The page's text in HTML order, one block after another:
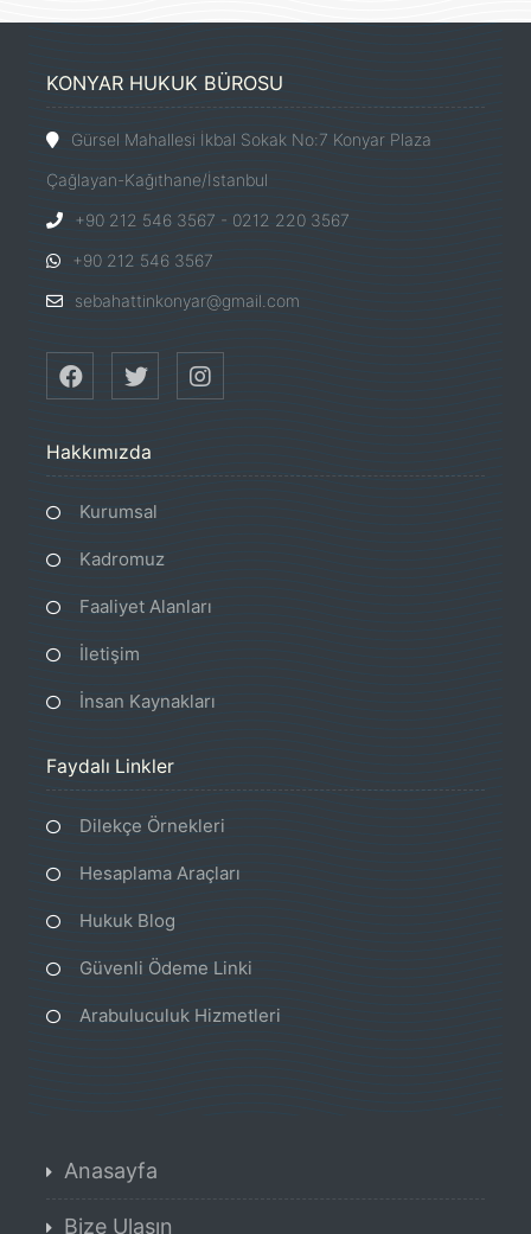
KONYAR HUKUK BÜROSU
Gürsel Mahallesi İkbal Sokak No:7 Konyar Plaza
Çağlayan-Kağıthane/İstanbul
+90 212 546 3567 - 0212 220 3567
+90 212 546 3567
sebahattinkonyar@gmail.com
Hakkımızda
Kurumsal
Kadromuz
Faaliyet Alanları
İletişim
İnsan Kaynakları
Faydalı Linkler
Dilekçe Örnekleri
Hesaplama Araçları
Hukuk Blog
Güvenli Ödeme Linki
Arabuluculuk Hizmetleri
Anasayfa
Bize Ulaşın